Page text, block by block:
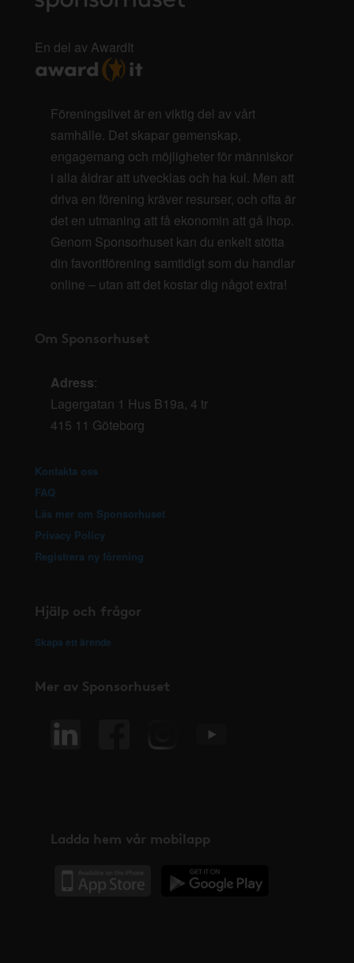
En del av AwardIt
Föreningslivet är en viktig del av vårt
samhälle. Det skapar gemenskap,
engagemang och möjligheter för människor
i alla åldrar att utvecklas och ha kul. Men att
driva en förening kräver resurser, och ofta är
det en utmaning att få ekonomin att gå ihop.
Genom Sponsorhuset kan du enkelt stötta
din favoritförening samtidigt som du handlar
online – utan att det kostar dig något extra!
Om Sponsorhuset
Adress:
Lagergatan 1 Hus B19a, 4 tr
415 11 Göteborg
Kontakta oss
FAQ
Läs mer om Sponsorhuset
Privacy Policy
Registrera ny förening
Hjälp och frågor
Skapa ett ärende
Mer av Sponsorhuset
Ladda hem vår mobilapp